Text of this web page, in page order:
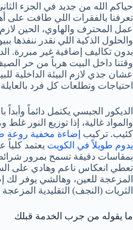
حياكم الله من جديد في الجزء
تعرفنا بالفقرات اللي طافت على
عمل المحترف والهاوي، الحين
والحلول الذكية اللي نقدر ننفذها
بدون تكاليف إضافية غير مبررة.
وقتنا داخل البيت هرباً من حر
عشان جذي لازم البيئة الداخلية
احتياجات وتطلعات كل فرد
الديكور الجبسي يكتمل دائماً
والمواد غالية، إذا توزيع النور
كئيب. تركيب
يدوم طويلاً في الكويت
تعطي انعكاس ناعم وهادي على
المزعجة للعين، وهالشي يوفر لك
الثريات (النجف) التقليدية
ما يقوله من جرب الخدمة قبلك